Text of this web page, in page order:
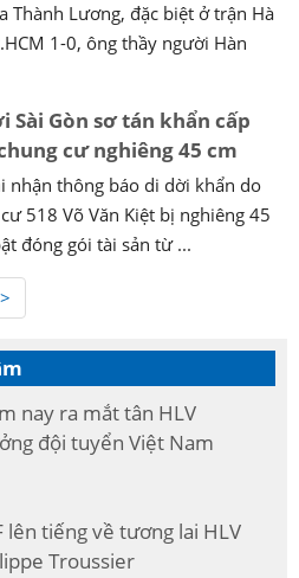
Thành Lương, đặc biệt ở trận Hà
1-0, ông thầy người Hàn
Sài Gòn sơ tán khẩn cấp
cư nghiêng 45 cm
nhận thông báo di dời khẩn do
518 Võ Văn Kiệt bị nghiêng 45
đóng gói tài sản từ ...
nay ra mắt tân HLV
đội tuyển Việt Nam
lên tiếng về tương lai HLV
Troussier